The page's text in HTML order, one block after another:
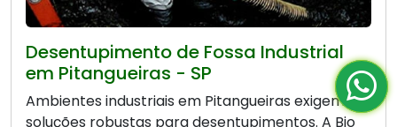
Desentupimento de Fossa Industrial
em Pitangueiras - SP
Ambientes industriais em Pitangueiras exigem
soluções robustas para desentupimentos. A Bio